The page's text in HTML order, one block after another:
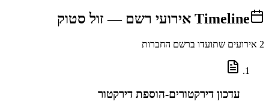
Timeline אירועי רשם — זול סטוק
2 אירועים שתועדו ברשם החברות
עדכון דירקטורים-הוספת דירקטור